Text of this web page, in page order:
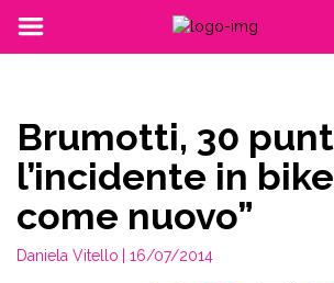
Brumotti, 30
l’incidente in
come nuovo”
Daniela Vitello | 16/07/2014